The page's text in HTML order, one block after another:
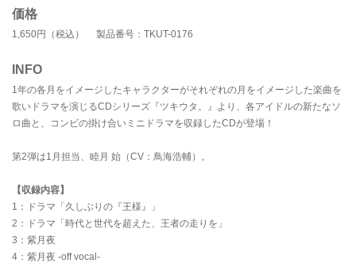
価格
1,650円（税込） 製品番号：TKUT-0176
INFO
1年の各月をイメージしたキャラクターがそれぞれの月をイメージした楽曲を
歌いドラマを演じるCDシリーズ『ツキウタ。』より、各アイドルの新たなソ
ロ曲と、コンビの掛け合いミニドラマを収録したCDが登場！
第2弾は1月担当、睦月 始（CV：鳥海浩輔）。
【収録内容】
1：ドラマ「久しぶりの『王様』」
2：ドラマ「時代と世代を超えた、王者の走りを」
3：紫月夜
4：紫月夜 -off vocal-